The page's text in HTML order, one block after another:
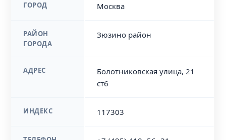
ГОРОД Москва
РАЙОН
ГОРОДА
Зюзино район
АДРЕС
Болотниковская улица, 21
ст6
ИНДЕКС 117303